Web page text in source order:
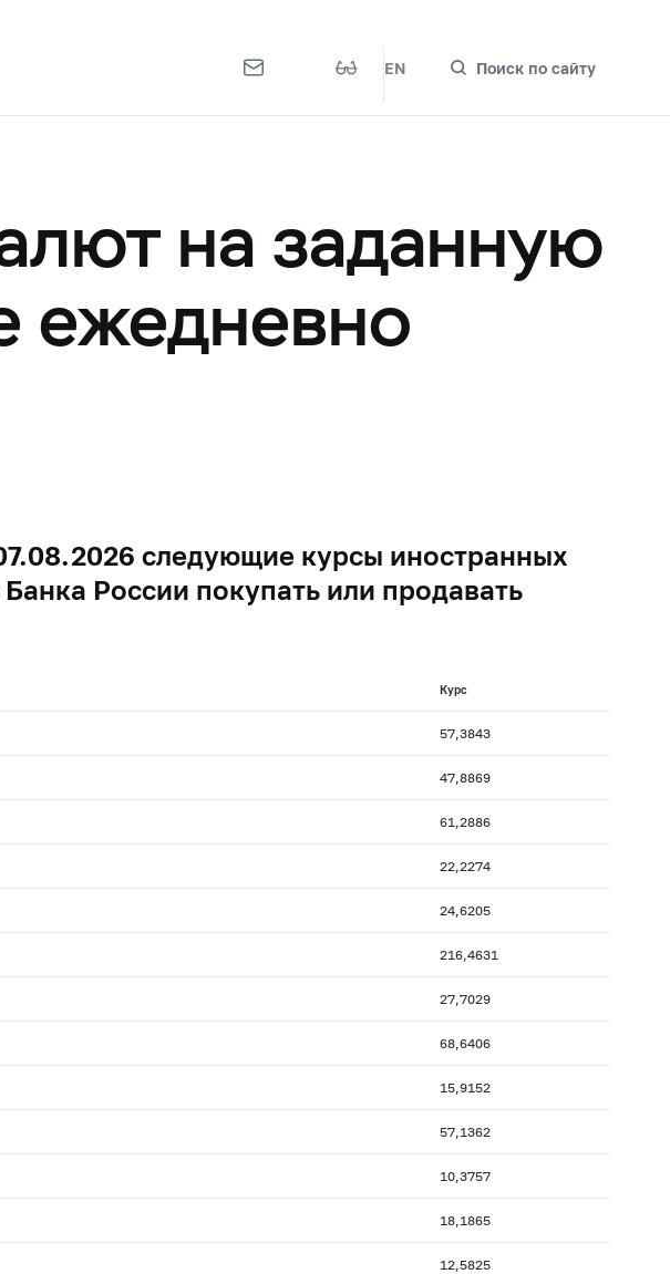
EN Поиск по сайту
на заданную
ежедневно
следующие курсы иностранных
России покупать или продавать
Курс
57,3843
47,8869
61,2886
22,2274
24,6205
216,4631
27,7029
68,6406
15,9152
57,1362
10,3757
18,1865
12,5825